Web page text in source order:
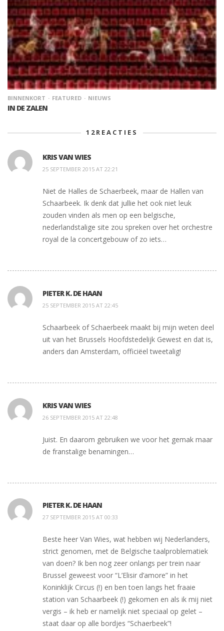
BINNENKORT FEATURED NIEUWS
IN DE ZALEN
12REACTIES
KRIS VAN WIES
25 SEPTEMBER 2015 AT 22:21
Niet de Halles de Schaerbeek, maar de Hallen van
Schaarbeek. Ik denk dat jullie het ook niet leuk
zouden vinden als men op een belgische,
nederlandstalige site zou spreken over het orchestre
royal de la concertgebouw of zo iets…
PIETER K. DE HAAN
25 SEPTEMBER 2015 AT 22:45
Schaarbeek of Schaerbeek maakt bij mijn weten deel
uit van het Brussels Hoofdstedelijk Gewest en dat is,
anders dan Amsterdam, officiëel tweetalig!
KRIS VAN WIES
26 SEPTEMBER 2015 AT 22:48
Juist. En daarom gebruiken we voor het gemak maar
de franstalige benamingen…
PIETER K. DE HAAN
27 SEPTEMBER 2015 AT 00:33
Beste heer Van Wies, wat hebben wij Nederlanders,
strict genomen, met de Belgische taalproblematiek
van doen? Ik ben nog zeer onlangs per trein naar
Brussel geweest voor “L’Elisir d’amore” in het
Koninklijk Circus (!) en ben toen langs het fraaie
station van Schaarbeek (!) gekomen en als ik mij niet
vergis – ik heb er namelijk niet speciaal op gelet –
staat daar op alle bordjes “Schaerbeek”!